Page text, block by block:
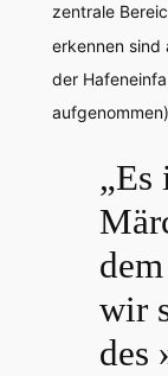
zentrale
erkennen sind
der
aufgenommen)
„Es
wir
des